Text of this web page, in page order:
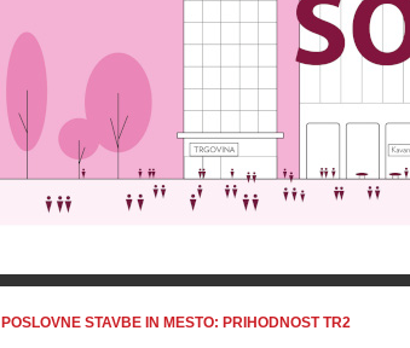
POSLOVNE STAVBE IN MESTO: PRIHODNOST TR2